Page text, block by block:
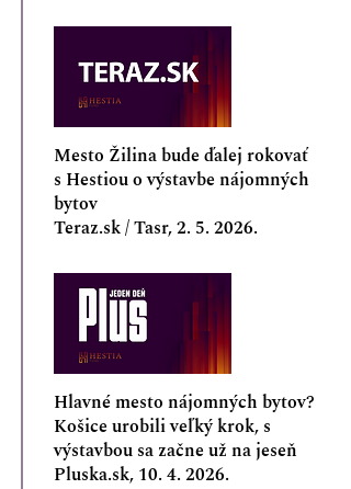
Mesto Žilina bude ďalej rokovať
s Hestiou o výstavbe nájomných
bytov
Teraz.sk / Tasr, 2. 5. 2026.
Hlavné mesto nájomných bytov?
Košice urobili veľký krok, s
výstavbou sa začne už na jeseň
Pluska.sk, 10. 4. 2026.